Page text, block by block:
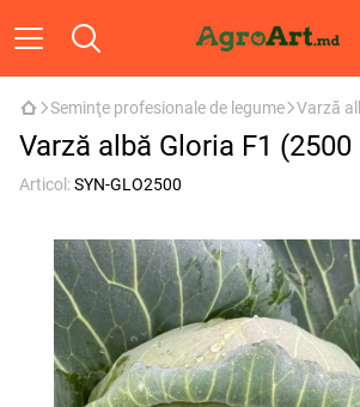
Seminţe profesionale de legume Varză
Varză albă Gloria F1
Articol:SYN-GLO2500